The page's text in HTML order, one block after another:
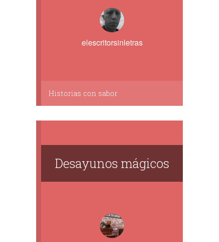
elescritorsinletras
Historias con sabor
Desayunos mágicos